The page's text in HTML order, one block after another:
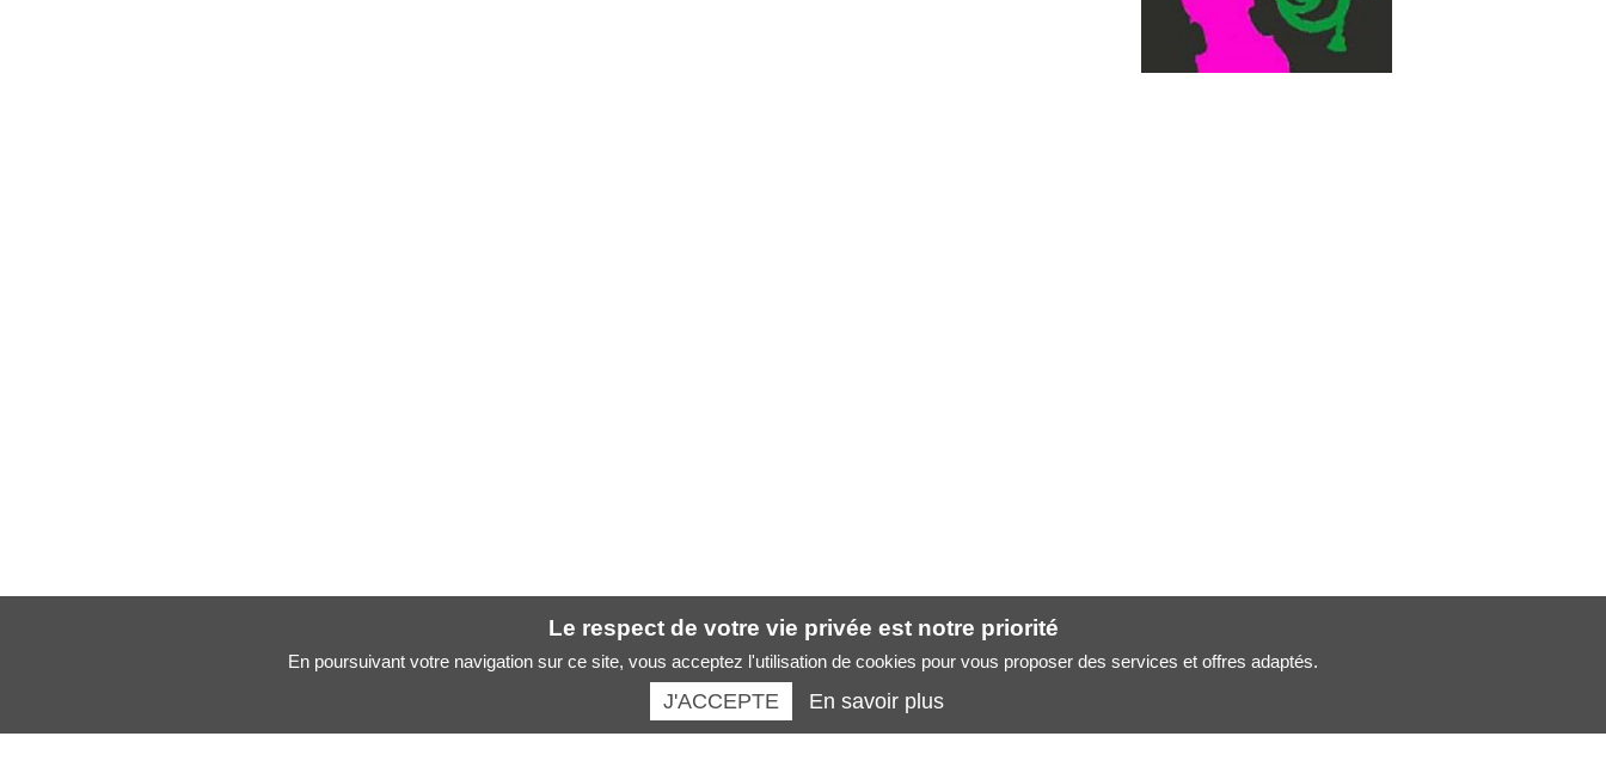
Le respect de votre vie privée est notre priorité
En poursuivant votre navigation sur ce site, vous acceptez l'utilisation de cookies pour vous proposer des services et offres adaptés.
J'ACCEPTE En savoir plus